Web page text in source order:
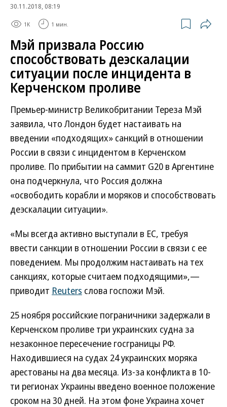
30.11.2018, 08:19
1K 1 мин.
Мэй призвала Россию
способствовать деэскалации
ситуации после инцидента в
Керченском проливе
Премьер-министр Великобритании Тереза Мэй
заявила, что Лондон будет настаивать на
введении «подходящих» санкций в отношении
России в связи с инцидентом в Керченском
проливе. По прибытии на саммит G20 в Аргентине
она подчеркнула, что Россия должна
«освободить корабли и моряков и способствовать
деэскалации ситуации».
«Мы всегда активно выступали в ЕС, требуя
ввести санкции в отношении России в связи с ее
поведением. Мы продолжим настаивать на тех
санкциях, которые считаем подходящими»,—
приводит Reuters слова госпожи Мэй.
25 ноября российские пограничники задержали в
Керченском проливе три украинских судна за
незаконное пересечение госграницы РФ.
Находившиеся на судах 24 украинских моряка
арестованы на два месяца. Из-за конфликта в 10-
ти регионах Украины введено военное положение
сроком на 30 дней. На этом фоне Украина хочет